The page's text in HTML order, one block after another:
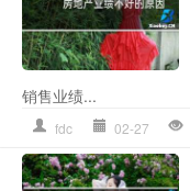
销售业绩...
fdc 02-27